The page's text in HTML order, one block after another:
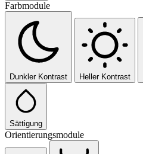
Farbmodule
Dunkler Kontrast Heller Kontrast
Sättigung
Orientierungsmodule